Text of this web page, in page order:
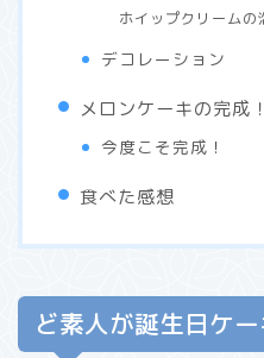
ホイップクリームの
デコレーション
メロンケーキの完成
今度こそ完成！
食べた感想
ど素人が誕生日ケ